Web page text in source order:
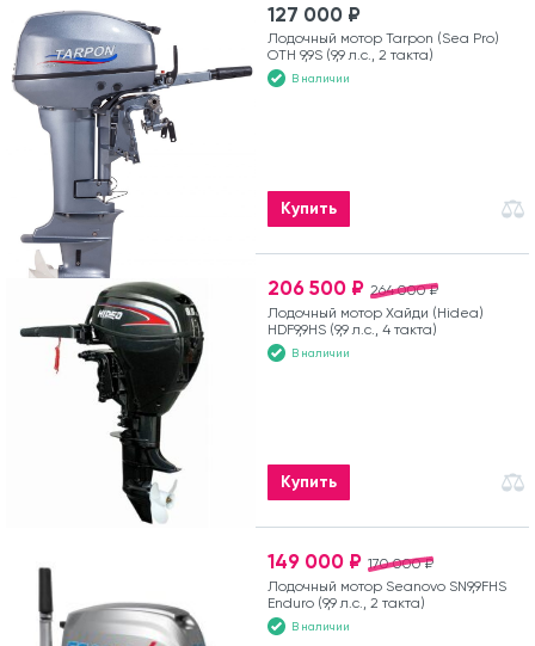
127 000 ₽
Лодочный мотор Tarpon (Sea Pro)
OTH 9,9S (9,9 л.с., 2 такта)
В наличии
Купить
264 000 ₽
206 500 ₽
Лодочный мотор Хайди (Hidea)
HDF9,9HS (9,9 л.с., 4 такта)
В наличии
Купить
170 000 ₽
149 000 ₽
Лодочный мотор Seanovo SN9,9FHS
Enduro (9,9 л.с., 2 такта)
В наличии